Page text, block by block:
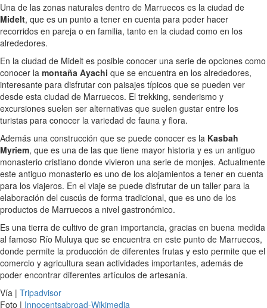
Una de las zonas naturales dentro de Marruecos es la ciudad de
Midelt, que es un punto a tener en cuenta para poder hacer
recorridos en pareja o en familia, tanto en la ciudad como en los
alrededores.
En la ciudad de Midelt es posible conocer una serie de opciones como
conocer la montaña Ayachi que se encuentra en los alrededores,
interesante para disfrutar con paisajes típicos que se pueden ver
desde esta ciudad de Marruecos. El trekking, senderismo y
excursiones suelen ser alternativas que suelen gustar entre los
turistas para conocer la variedad de fauna y flora.
Además una construcción que se puede conocer es la Kasbah
Myriem, que es una de las que tiene mayor historia y es un antiguo
monasterio cristiano donde vivieron una serie de monjes. Actualmente
este antiguo monasterio es uno de los alojamientos a tener en cuenta
para los viajeros. En el viaje se puede disfrutar de un taller para la
elaboración del cuscús de forma tradicional, que es uno de los
productos de Marruecos a nivel gastronómico.
Es una tierra de cultivo de gran importancia, gracias en buena medida
al famoso Río Muluya que se encuentra en este punto de Marruecos,
donde permite la producción de diferentes frutas y esto permite que el
comercio y agricultura sean actividades importantes, además de
poder encontrar diferentes artículos de artesanía.
Vía | Tripadvisor
Foto | Innocentsabroad-Wikimedia